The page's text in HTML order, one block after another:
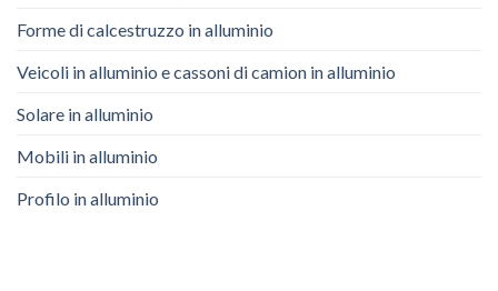
Forme di calcestruzzo in alluminio
Veicoli in alluminio e cassoni di camion in alluminio
Solare in alluminio
Mobili in alluminio
Profilo in alluminio